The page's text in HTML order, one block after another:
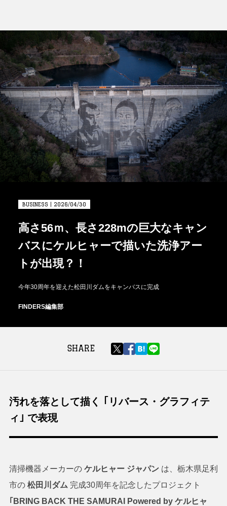
BUSINESS | 2026/04/30
高さ56ｍ、長さ228mの巨大なキャン
バスにケルヒャーで描いた洗浄アー
トが出現？！
今年30周年を迎えた松田川ダムをキャンバスに完成
FINDERS編集部
SHARE
汚れを落として描く ｢リバース・グラフィテ
ィ｣ で表現
清掃機器メーカーの ケルヒャー ジャパン は、栃木県足利
市の 松田川ダム 完成30周年を記念したプロジェクト
｢BRING BACK THE SAMURAI Powered by ケルヒャ